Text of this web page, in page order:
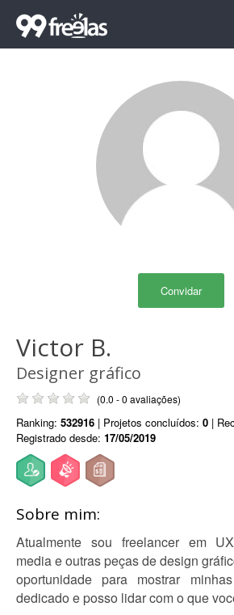
Convidar
Victor B.
Designer gráfico
(0.0 - 0 avaliações)
Ranking: 532916 | Projetos concluídos: 0 |
Registrado desde: 17/05/2019
Sobre mim:
Atualmente sou freelancer em
media e outras peças de design
oportunidade para mostrar
dedicado e posso lidar com o que